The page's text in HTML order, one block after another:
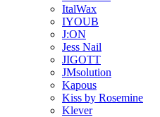
ItalWax
IYOUB
J:ON
Jess Nail
JIGOTT
JMsolution
Kapous
Kiss by Rosemine
Klever